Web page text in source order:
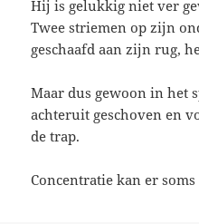
Hij is gelukkig niet ver
Twee striemen op zijn
geschaafd aan zijn rug,
Maar dus gewoon in het
achteruit geschoven en
de trap.
Concentratie kan er